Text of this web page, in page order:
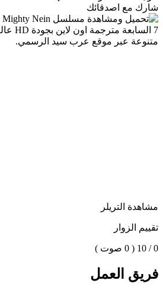
شارك مع اصدقائك
مشاهدة التريلر
تقييم الزوار
0 / 10 ( 0 صوت )
فريق العمل